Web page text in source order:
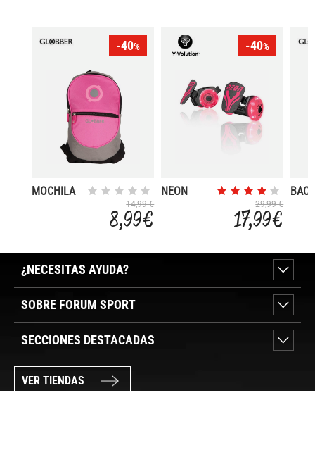
-40%
MOCHILA
14,99 €
8,99 €
-40%
NEON
29,99 €
17,99 €
¿NECESITAS AYUDA?
SOBRE FORUM SPORT
SECCIONES DESTACADAS
VER TIENDAS